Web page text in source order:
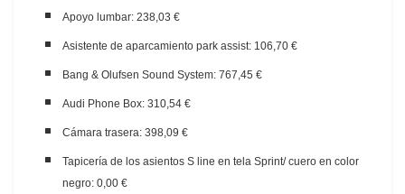
Apoyo lumbar: 238,03 €
Asistente de aparcamiento park assist: 106,70 €
Bang & Olufsen Sound System: 767,45 €
Audi Phone Box: 310,54 €
Cámara trasera: 398,09 €
Tapicería de los asientos S line en tela Sprint/ cuero en color
negro: 0,00 €